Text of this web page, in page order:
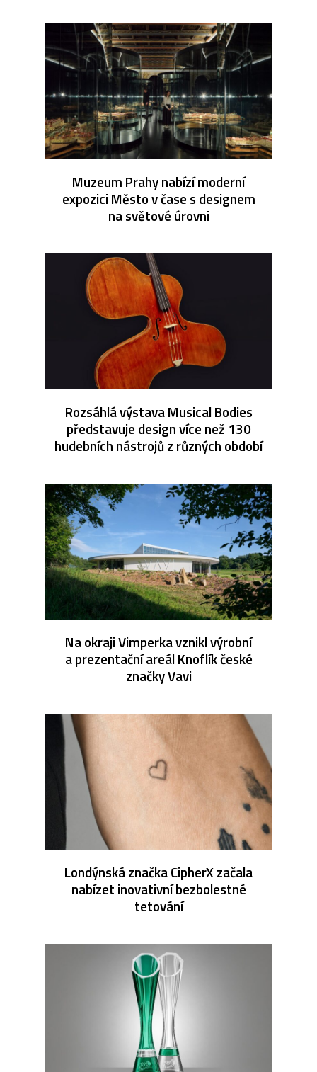
Muzeum Prahy nabízí moderní
expozici Město v čase s designem
na světové úrovni
Rozsáhlá výstava Musical Bodies
představuje design více než 130
hudebních nástrojů z různých období
Na okraji Vimperka vznikl výrobní
a prezentační areál Knoflík české
značky Vavi
Londýnská značka CipherX začala
nabízet inovativní bezbolestné
tetování